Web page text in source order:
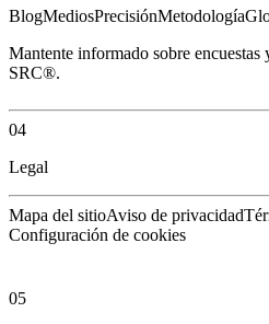
BlogMediosPrecisiónMetodología
Mantente informado sobre encuestas
SRC®.
04
Legal
Mapa del sitioAviso de privacidad
Configuración de cookies
05